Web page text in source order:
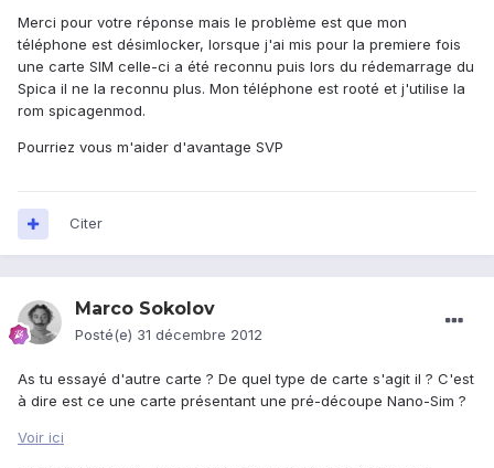
Merci pour votre réponse mais le problème est que mon
téléphone est désimlocker, lorsque j'ai mis pour la premiere fois
une carte SIM celle-ci a été reconnu puis lors du rédemarrage du
Spica il ne la reconnu plus. Mon téléphone est rooté et j'utilise la
rom spicagenmod.
Pourriez vous m'aider d'avantage SVP
Citer
Marco Sokolov
Posté(e) 31 décembre 2012
As tu essayé d'autre carte ? De quel type de carte s'agit il ? C'est
à dire est ce une carte présentant une pré-découpe Nano-Sim ?
Voir ici